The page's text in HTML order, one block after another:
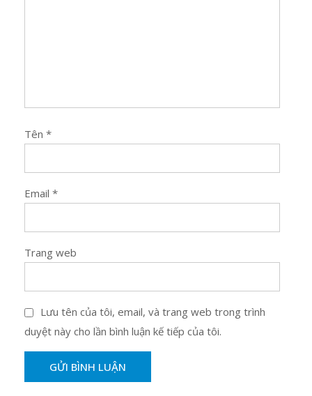
Tên *
Email *
Trang web
Lưu tên của tôi, email, và trang web trong trình
duyệt này cho lần bình luận kế tiếp của tôi.